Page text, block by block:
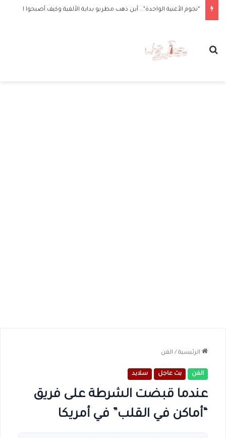
بحث عن
الرئيسية / الفن
الفن بث عاجل سلايد
عندما قبضت الشرطة على فريق
“أماكن في القلب” في أمريكا